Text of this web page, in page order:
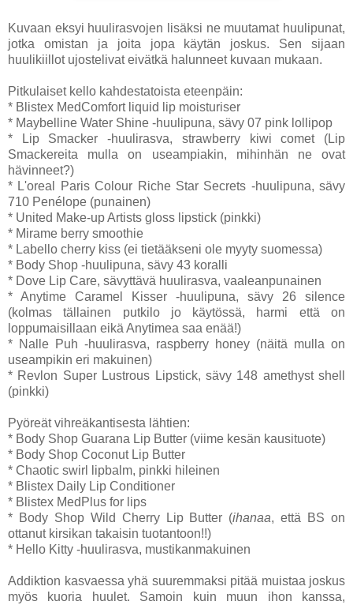
Kuvaan eksyi huulirasvojen lisäksi ne muutamat huulipunat,
jotka omistan ja joita jopa käytän joskus. Sen sijaan
huulikiillot ujostelivat eivätkä halunneet kuvaan mukaan.
Pitkulaiset kello kahdestatoista eteenpäin:
* Blistex MedComfort liquid lip moisturiser
* Maybelline Water Shine -huulipuna, sävy 07 pink lollipop
* Lip Smacker -huulirasva, strawberry kiwi comet (Lip
Smackereita mulla on useampiakin, mihinhän ne ovat
hävinneet?)
* L'oreal Paris Colour Riche Star Secrets -huulipuna, sävy
710 Penélope (punainen)
* United Make-up Artists gloss lipstick (pinkki)
* Mirame berry smoothie
* Labello cherry kiss (ei tietääkseni ole myyty suomessa)
* Body Shop -huulipuna, sävy 43 koralli
* Dove Lip Care, sävyttävä huulirasva, vaaleanpunainen
* Anytime Caramel Kisser -huulipuna, sävy 26 silence
(kolmas tällainen putkilo jo käytössä, harmi että on
loppumaisillaan eikä Anytimea saa enää!)
* Nalle Puh -huulirasva, raspberry honey (näitä mulla on
useampikin eri makuinen)
* Revlon Super Lustrous Lipstick, sävy 148 amethyst shell
(pinkki)
Pyöreät vihreäkantisesta lähtien:
* Body Shop Guarana Lip Butter (viime kesän kausituote)
* Body Shop Coconut Lip Butter
* Chaotic swirl lipbalm, pinkki hileinen
* Blistex Daily Lip Conditioner
* Blistex MedPlus for lips
* Body Shop Wild Cherry Lip Butter (ihanaa, että BS on
ottanut kirsikan takaisin tuotantoon!!)
* Hello Kitty -huulirasva, mustikanmakuinen
Addiktion kasvaessa yhä suuremmaksi pitää muistaa joskus
myös kuoria huulet. Samoin kuin muun ihon kanssa,